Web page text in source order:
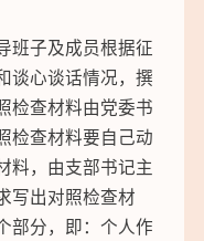
班子及成员根据征
谈心谈话情况，撰
检查材料由党委书
检查材料要自己动
料，由支部书记主
写出对照检查材
部分，即：个人作